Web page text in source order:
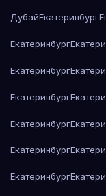
ДубайЕкатеринбург
Екатеринбург
Екатеринбург
Екатеринбург
Екатеринбург
Екатеринбург
Екатеринбург